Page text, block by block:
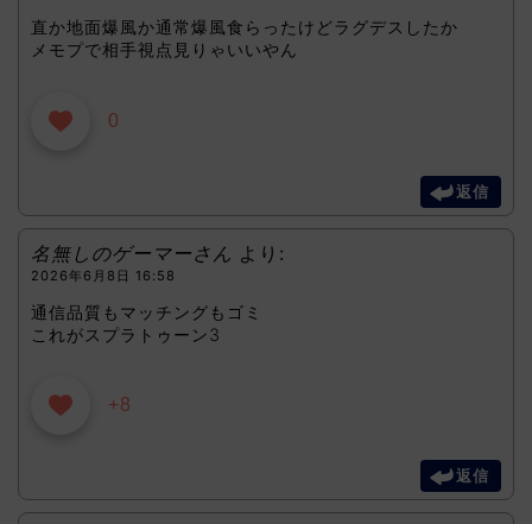
直か地面爆風か通常爆風食らったけどラグデスしたか
メモプで相手視点見りゃいいやん
0
返信
名無しのゲーマーさん より:
2026年6月8日 16:58
通信品質もマッチングもゴミ
これがスプラトゥーン3
+8
返信